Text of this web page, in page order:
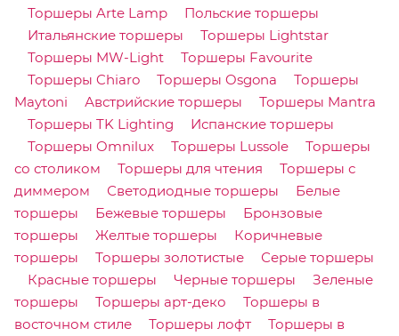
Торшеры Arte Lamp
Польские торшеры
Итальянские торшеры
Торшеры Lightstar
Торшеры MW-Light
Торшеры Favourite
Торшеры Chiaro
Торшеры Osgona
Торшеры
Maytoni
Австрийские торшеры
Торшеры Mantra
Торшеры TK Lighting
Испанские торшеры
Торшеры Omnilux
Торшеры Lussole
Торшеры
со столиком
Торшеры для чтения
Торшеры с
диммером
Светодиодные торшеры
Белые
торшеры
Бежевые торшеры
Бронзовые
торшеры
Желтые торшеры
Коричневые
торшеры
Торшеры золотистые
Серые торшеры
Красные торшеры
Черные торшеры
Зеленые
торшеры
Торшеры арт-деко
Торшеры в
восточном стиле
Торшеры лофт
Торшеры в